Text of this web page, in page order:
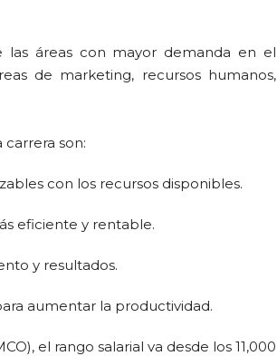
las áreas con mayor demanda en el
de marketing, recursos humanos,
son:
con los recursos disponibles.
eficiente y rentable.
y resultados.
aumentar la productividad.
el rango salarial va desde los 11,000